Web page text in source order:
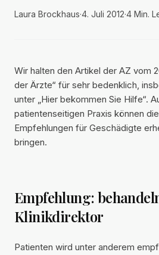
Laura Brockhaus·4. Juli 2012·4 Min.
Wir halten den Artikel der AZ vom
der Ärzte“ für sehr bedenklich,
unter „Hier bekommen Sie Hilfe“.
patientenseitigen Praxis können
Empfehlungen für Geschädigte
bringen.
Empfehlung:
Klinikdirektor
Patienten wird unter anderem